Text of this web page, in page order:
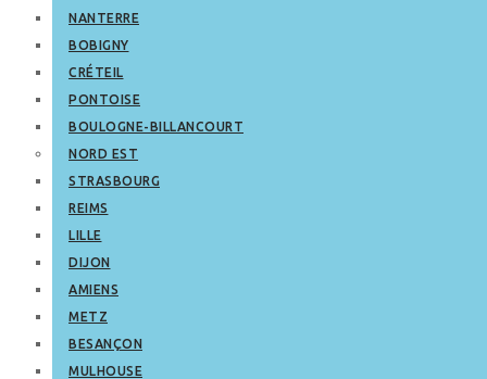
NANTERRE
BOBIGNY
CRÉTEIL
PONTOISE
BOULOGNE-BILLANCOURT
NORD EST
STRASBOURG
REIMS
LILLE
DIJON
AMIENS
METZ
BESANÇON
MULHOUSE